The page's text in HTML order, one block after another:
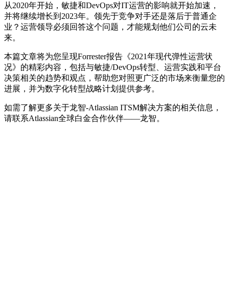
从2020年开始，敏捷和DevOps对IT运营的影响就开始加速，
并将继续增长到2023年。领先于竞争对手还是落后于普通企
业？运营领导必须回答这个问题，才能规划他们公司的云未
来。
本篇文章将为您呈现Forrester报告《2021年现代弹性运营状
况》的精彩内容，包括与敏捷/DevOps转型、运营实践和平台
决策相关的趋势和观点，帮助您对照更广泛的市场来衡量您的
进展，并为数字化转型战略计划提供参考。
如需了解更多关于龙智-Atlassian ITSM解决方案的相关信息，
请联系Atlassian全球白金合作伙伴——龙智。